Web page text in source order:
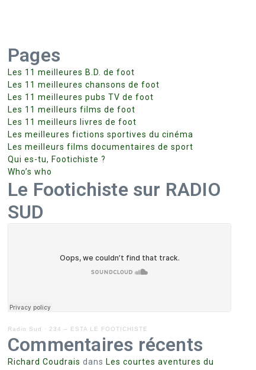
Pages
Les 11 meilleures B.D. de foot
Les 11 meilleures chansons de foot
Les 11 meilleures pubs TV de foot
Les 11 meilleurs films de foot
Les 11 meilleurs livres de foot
Les meilleures fictions sportives du cinéma
Les meilleurs films documentaires de sport
Qui es-tu, Footichiste ?
Who’s who
Le Footichiste sur RADIO
SUD
Radio Sud · 234 – ESTA LE FOOTICHISTE
Commentaires récents
Richard Coudrais dans Les courtes aventures du